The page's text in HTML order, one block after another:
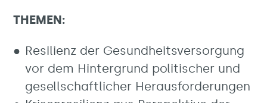
THEMEN:
Resilienz der Gesundheitsversorgung
vor dem Hintergrund politischer und
gesellschaftlicher Herausforderungen